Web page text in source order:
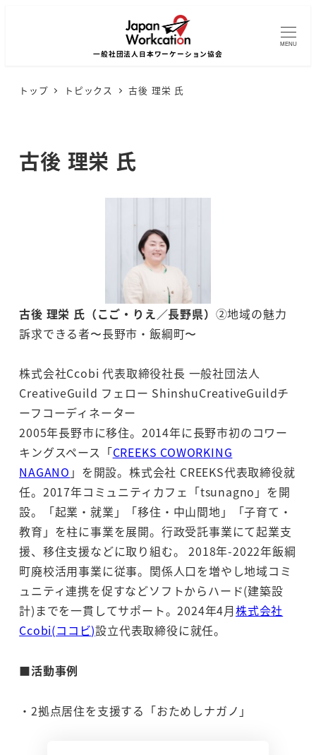
MENU
トップ トピックス 古後 理栄 氏
古後 理栄 氏
古後 理栄 氏（こご・りえ／長野県） ②地域の魅力
訴求できる者〜長野市・飯綱町〜
株式会社Ccobi 代表取締役社長 一般社団法人
CreativeGuild フェロー ShinshuCreativeGuildチ
ーフコーディネーター
2005年長野市に移住。2014年に長野市初のコワー
キングスペース「CREEKS COWORKING
NAGANO 」を開設。株式会社 CREEKS代表取締役就
任。2017年コミュニティカフェ「tsunagno」を開
設。「起業・就業」「移住・中山間地」「子育て・
教育」を柱に事業を展開。行政受託事業にて起業支
援、移住支援などに取り組む。 2018年-2022年飯綱
町廃校活用事業に従事。関係人口を増やし地域コミ
ュニティ連携を促すなどソフトからハード(建築設
計)までを一貫してサポート。2024年4月株式会社
Ccobi(ココビ)設立代表取締役に就任。
■活動事例
・2拠点居住を支援する「おためしナガノ」